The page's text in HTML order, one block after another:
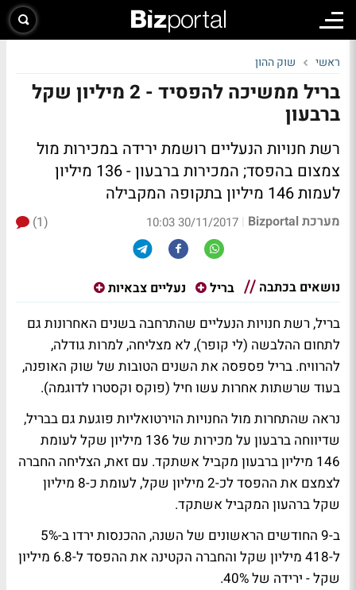
ראשי שוק ההון
בריל ממשיכה להפסיד - 2 מיליון שקל
ברבעון
רשת חנויות הנעליים רושמת ירידה במכירות מול
צמצום בהפסד; המכירות ברבעון - 136 מיליון
לעמות 146 מיליון בתקופה המקבילה
מערכת Bizportal |
30/11/2017 10:03
(1)
נושאים בכתבה בריל נעליים צבאיות
בריל, רשת חנויות הנעליים שהתרחבה בשנים האחרונות גם
לתחום ההלבשה (לי קופר), לא מצליחה, למרות גודלה,
להרוויח. בריל פספסה את השנים הטובות של שוק האופנה,
בעוד שרשתות אחרות עשו חיל (פוקס וקסטרו לדוגמה).
נראה שהתחרות מול החנויות הוירטואליות פוגעת גם בבריל,
שדיווחה ברבעון על מכירות של 136 מיליון שקל לעומת
146 מיליון ברבעון מקביל אשתקד. עם זאת, הצליחה החברה
לצמצם את ההפסד לכ-2 מיליון שקל, לעומת כ-8 מיליון
שקל ברהעון המקביל אשתקד.
ב-9 החודשים הראשונים של השנה, ההכנסות ירדו ב-5%
ל-418 מיליון שקל והחברה הקטינה את ההפסד ל-6.8 מיליון
שקל - ירידה של 40%.